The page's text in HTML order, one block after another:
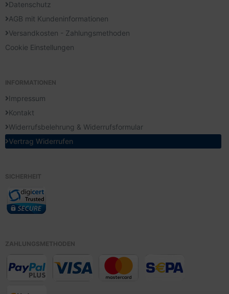
Datenschutz
AGB mit Kundeninformationen
Versandkosten - Zahlungsmethoden
Cookie Einstellungen
INFORMATIONEN
Impressum
Kontakt
Widerrufsbelehrung & Widerrufsformular
Vertrag Widerrufen
SICHERHEIT
ZAHLUNGSMETHODEN